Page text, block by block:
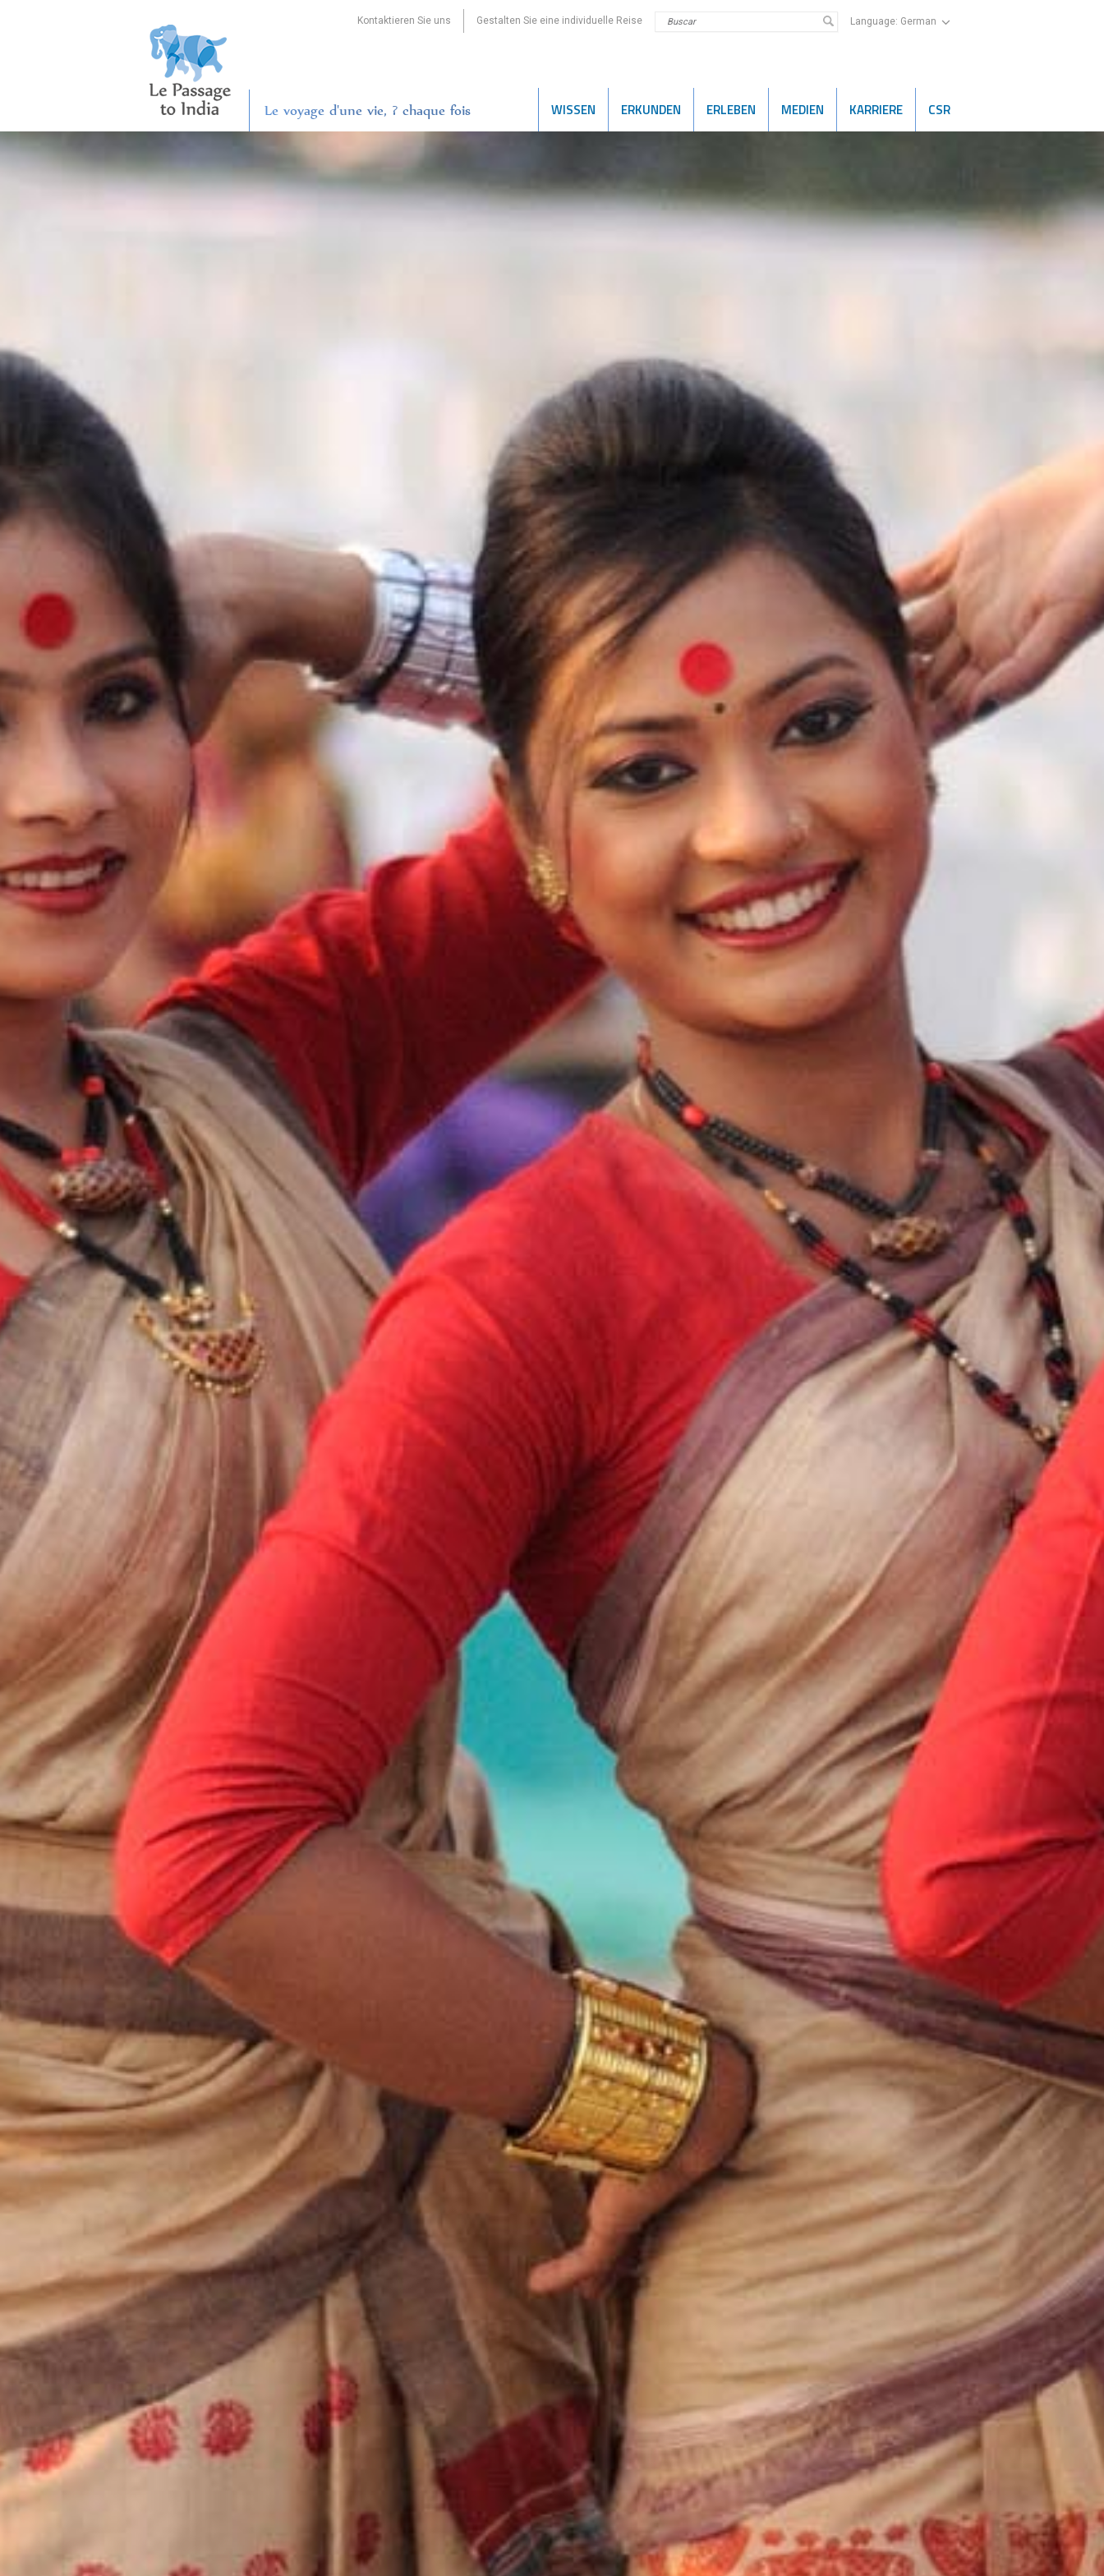
Kontaktieren Sie uns Gestalten Sie eine individuelle Reise Language: German
Le voyage d'une vie, ? chaque fois WISSEN ERKUNDEN ERLEBEN MEDIEN KARRIERE CSR